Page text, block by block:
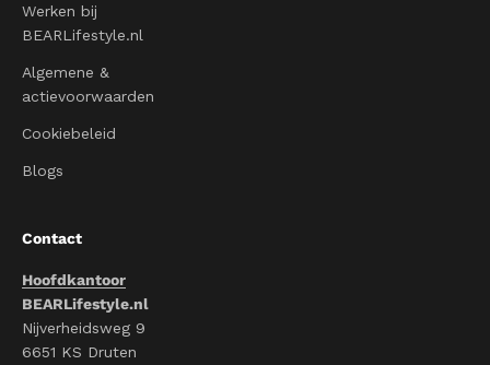
Werken bij
BEARLifestyle.nl
Algemene &
actievoorwaarden
Cookiebeleid
Blogs
Contact
Hoofdkantoor
BEARLifestyle.nl
Nijverheidsweg 9
6651 KS Druten